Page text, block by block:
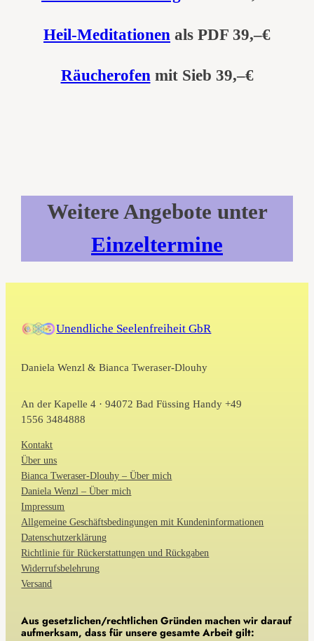
Heil-Meditationen als PDF 39,–€
Räucherofenmit Sieb 39,–€
Weitere Angebote unter
Einzeltermine
Unendliche Seelenfreiheit GbR
Daniela Wenzl & Bianca Tweraser-Dlouhy
An der Kapelle 4 · 94072 Bad Füssing Handy +49
1556 3484888
Kontakt
Über uns
Bianca Tweraser-Dlouhy – Über mich
Daniela Wenzl – Über mich
Impressum
Allgemeine Geschäftsbedingungen mit Kundeninformationen
Datenschutzerklärung
Richtlinie für Rückerstattungen und Rückgaben
Widerrufsbelehrung
Versand
Aus gesetzlichen/rechtlichen Gründen machen wir darauf
aufmerksam, dass für unsere gesamte Arbeit gilt: